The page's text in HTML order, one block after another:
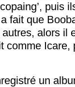
puis
fait que
autres, alors
comme
un